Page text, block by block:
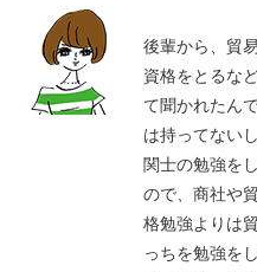
後輩から、貿
資格をとるな
て聞かれたん
は持ってない
関士の勉強を
ので、商社や
格勉強よりは
っちを勉強を